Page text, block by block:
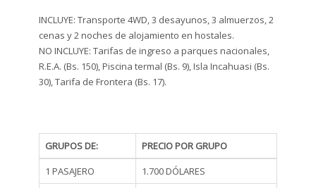
INCLUYE: Transporte 4WD, 3 desayunos, 3 almuerzos, 2
cenas y 2 noches de alojamiento en hostales.
NO INCLUYE: Tarifas de ingreso a parques nacionales,
R.E.A. (Bs. 150), Piscina termal (Bs. 9), Isla Incahuasi (Bs.
30), Tarifa de Frontera (Bs. 17).
GRUPOS DE:
PRECIO POR GRUPO
1 PASAJERO
1.700 DÓLARES